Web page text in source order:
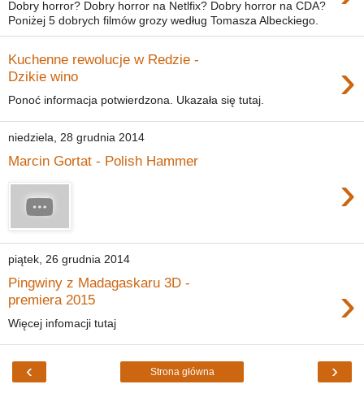
Dobry horror? Dobry horror na Netlfix? Dobry horror na CDA?
Poniżej 5 dobrych filmów grozy według Tomasza Albeckiego.
Kuchenne rewolucje w Redzie -
Dzikie wino
›
Ponoć informacja potwierdzona. Ukazała się tutaj.
niedziela, 28 grudnia 2014
Marcin Gortat - Polish Hammer
›
piątek, 26 grudnia 2014
Pingwiny z Madagaskaru 3D -
premiera 2015
›
Więcej infomacji tutaj
‹ ›
Strona główna